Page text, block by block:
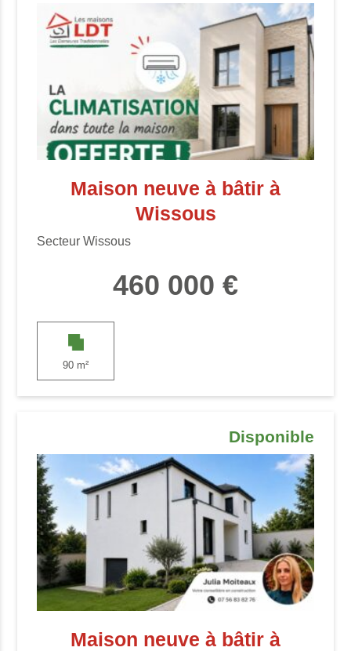
Maison neuve à bâtir à
Wissous
Secteur Wissous
460 000 €
90 m²
Disponible
Maison neuve à bâtir à